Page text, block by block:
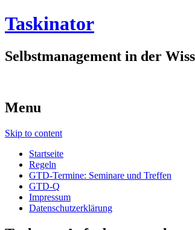
Taskinator
Selbstmanagement in der
Menu
Skip to content
Startseite
Regeln
GTD-Termine: Seminare und Treffen
GTD-Q
Impressum
Datenschutzerklärung